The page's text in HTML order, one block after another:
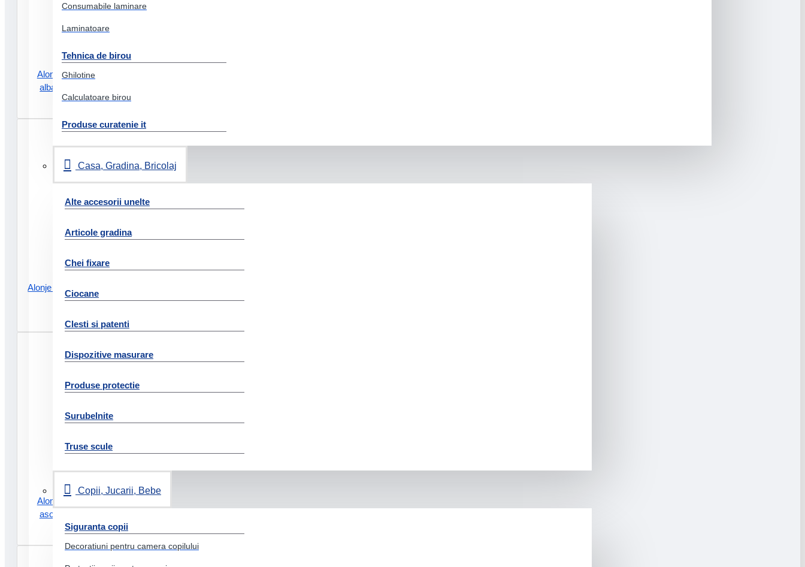
Consumabile laminare
Laminatoare
Tehnica de birou
Ghilotine
Calculatoare birou
Produse curatenie it
Casa, Gradina, Bricolaj
Alte accesorii unelte
Articole gradina
Chei fixare
Ciocane
Clesti si patenti
Dispozitive masurare
Produse protectie
Surubelnite
Truse scule
Copii, Jucarii, Bebe
Siguranta copii
Decoratiuni pentru camera copilului
Alonje indosariere plastic a5
albastre 25/set exacompta
5.58 Lei
Alonje indosariere plastic a5 albe
25/set exacompta
Alonje indosariere plastic a5
asortate 25/set exacompta
5.58 Lei